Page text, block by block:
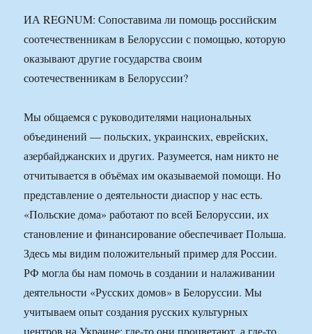
ИА REGNUM: Сопоставима ли помощь российским
соотечественникам в Белоруссии с помощью, которую
оказывают другие государства своим
соотечественникам в Белоруссии?
Мы общаемся с руководителями национальных
объединений — польских, украинских, еврейских,
азербайджанских и других. Разумеется, нам никто не
отчитывается в объёмах им оказываемой помощи. Но
представление о деятельности диаспор у нас есть.
«Польские дома» работают по всей Белоруссии, их
становление и финансирование обеспечивает Польша.
Здесь мы видим положительный пример для России.
РФ могла бы нам помочь в создании и налаживании
деятельности «Русских домов» в Белоруссии. Мы
учитываем опыт создания русских культурных